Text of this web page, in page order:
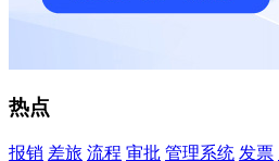
热点
报销 差旅 流程 审批 管理系统 发票